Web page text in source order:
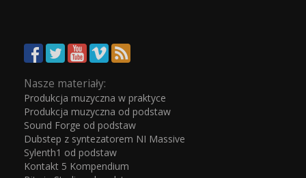
Nasze materiały:
Produkcja muzyczna w praktyce
Produkcja muzyczna od podstaw
Sound Forge od podstaw
Dubstep z syntezatorem NI Massive
Sylenth1 od podstaw
Kontakt 5 Kompendium